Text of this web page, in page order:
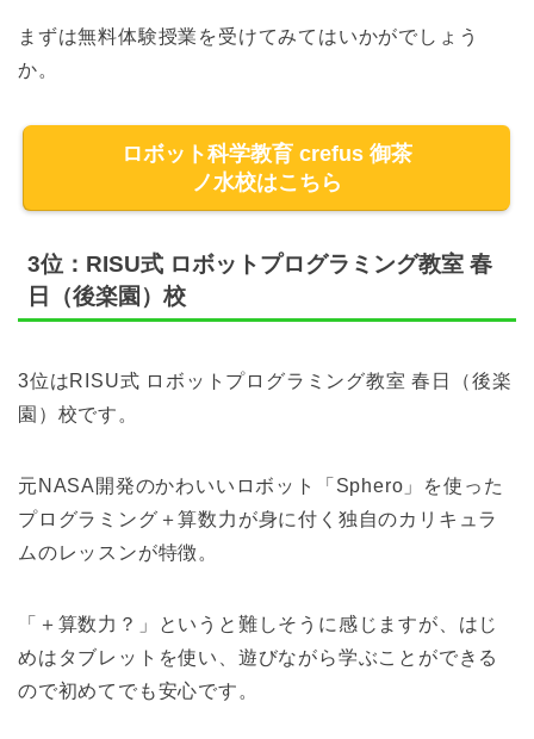
まずは無料体験授業を受けてみてはいかがでしょう
か。
ロボット科学教育 crefus 御茶
ノ水校はこちら
3位：RISU式 ロボットプログラミング教室 春
日（後楽園）校
3位はRISU式 ロボットプログラミング教室 春日（後楽
園）校です。
元NASA開発のかわいいロボット「Sphero」を使った
プログラミング＋算数力が身に付く独自のカリキュラ
ムのレッスンが特徴。
「＋算数力？」というと難しそうに感じますが、はじ
めはタブレットを使い、遊びながら学ぶことができる
ので初めてでも安心です。